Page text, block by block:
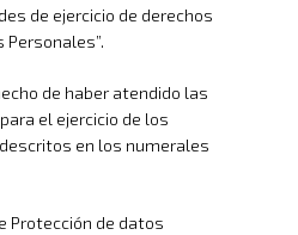
de ejercicio de derechos
de haber atendido las
el ejercicio de los
en los numerales
Protección de datos